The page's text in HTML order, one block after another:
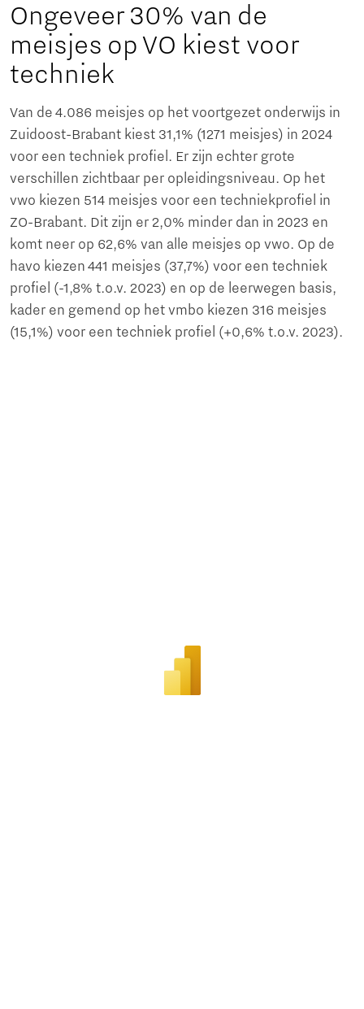
Ongeveer 30% van de
meisjes op VO kiest voor
techniek
Van de 4.086 meisjes op het voortgezet onderwijs in
Zuidoost-Brabant kiest 31,1% (1271 meisjes) in 2024
voor een techniek profiel. Er zijn echter grote
verschillen zichtbaar per opleidingsniveau. Op het
vwo kiezen 514 meisjes voor een techniekprofiel in
ZO-Brabant. Dit zijn er 2,0% minder dan in 2023 en
komt neer op 62,6% van alle meisjes op vwo. Op de
havo kiezen 441 meisjes (37,7%) voor een techniek
profiel (-1,8% t.o.v. 2023) en op de leerwegen basis,
kader en gemend op het vmbo kiezen 316 meisjes
(15,1%) voor een techniek profiel (+0,6% t.o.v. 2023).